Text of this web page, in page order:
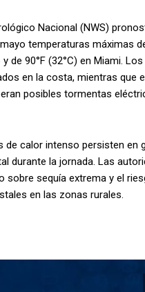
Nacional (NWS)
temperaturas máximas
y de 90°F (32°C) en Miami.
en la costa, mientras que
posibles tormentas
de calor intenso persisten en
durante la jornada. Las
sobre sequía extrema y el
en las zonas rurales.